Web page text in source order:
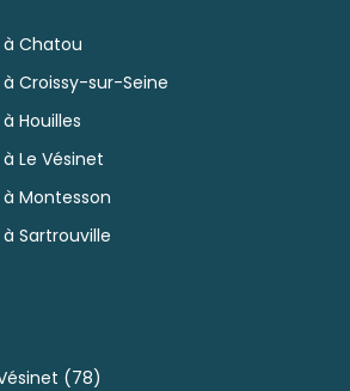
Chatou
Croissy-sur-Seine
Houilles
Le Vésinet
Montesson
Sartrouville
(78)